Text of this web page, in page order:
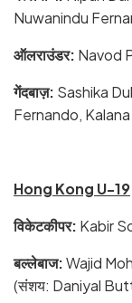
Nuwanindu
ऑलराउंडर: Navod
गेंदबाज़: Sashika
Fernando,
Hong Kong U-19
विकेटकीपर: Kabir
बल्लेबाज:Wajid
(संंशय: Daniyal